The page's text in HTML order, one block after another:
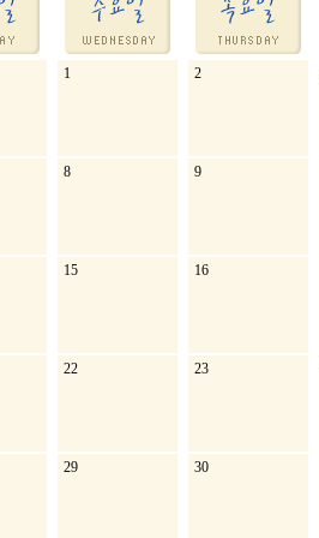
1 2
8 9
15 16
22 23
29 30